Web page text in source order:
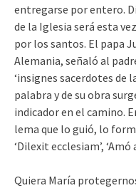
entregarse por entero.
de la Iglesia será esta
por los santos. El papa
Alemania, señaló al
‘insignes sacerdotes de
palabra y de su obra
indicador en el camino.
lema que lo guió, lo
‘Dilexit ecclesiam’, ‘Amó
Quiera María